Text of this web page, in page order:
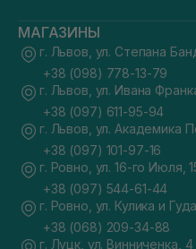
МАГАЗИНЫ
г. Львов, ул. Степана
+38 (098) 778-13-79
г. Львов, ул. Ивана
+38 (097) 611-95-94
г. Львов, ул. Академика
+38 (097) 101-97-16
г. Ровно, ул. 16-го Июля,
+38 (097) 544-61-44
г. Ровно, ул. Кулика и
+38 (068) 209-34-88
г. Луцк, ул. Винниченка, 4